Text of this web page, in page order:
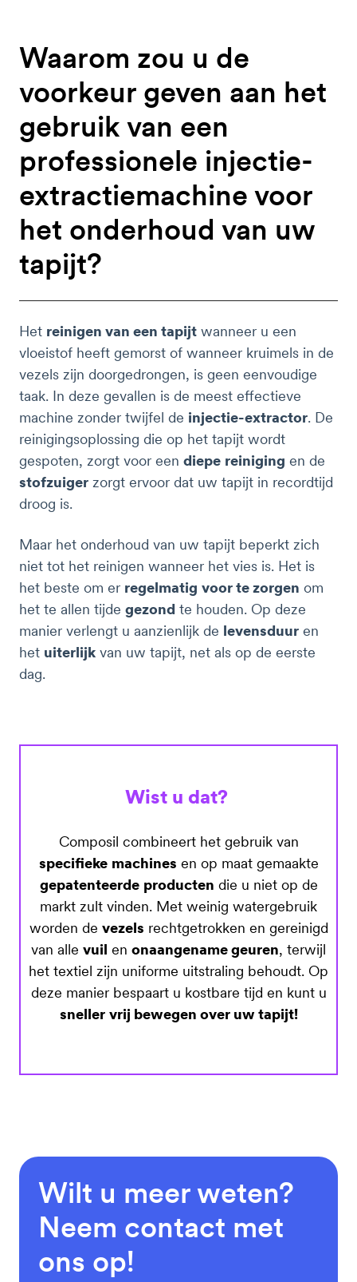
Waarom zou u de
voorkeur geven aan het
gebruik van een
professionele injectie-
extractiemachine voor
het onderhoud van uw
tapijt?
Het reinigen van een tapijt wanneer u een
vloeistof heeft gemorst of wanneer kruimels in de
vezels zijn doorgedrongen, is geen eenvoudige
taak. In deze gevallen is de meest effectieve
machine zonder twijfel de injectie-extractor. De
reinigingsoplossing die op het tapijt wordt
gespoten, zorgt voor een diepe reiniging en de
stofzuiger zorgt ervoor dat uw tapijt in recordtijd
droog is.
Maar het onderhoud van uw tapijt beperkt zich
niet tot het reinigen wanneer het vies is. Het is
het beste om er regelmatig voor te zorgen om
het te allen tijde gezond te houden. Op deze
manier verlengt u aanzienlijk de levensduur en
het uiterlijk van uw tapijt, net als op de eerste
dag.
Wist u dat?
Composil combineert het gebruik van
specifieke machines en op maat gemaakte
gepatenteerde producten die u niet op de
markt zult vinden. Met weinig watergebruik
worden de vezels rechtgetrokken en gereinigd
van alle vuil en onaangename geuren, terwijl
het textiel zijn uniforme uitstraling behoudt. Op
deze manier bespaart u kostbare tijd en kunt u
sneller vrij bewegen over uw tapijt!
Wilt u meer weten?
Neem contact met
ons op!